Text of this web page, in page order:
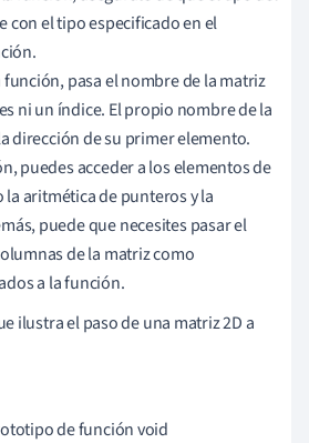
con el tipo especificado en el
función, pasa el nombre de la matriz
ni un índice. El propio nombre de la
dirección de su primer elemento.
puedes acceder a los elementos de
aritmética de punteros y la
puede que necesites pasar el
de la matriz como
a la función.
ilustra el paso de una matriz 2D a
de función void